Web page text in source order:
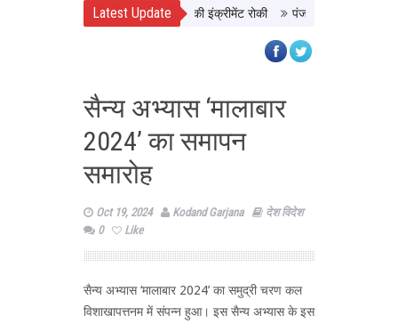
Latest Update
सख्ती, 3 अधिकारी निलंबित; दो की इंक्रीमेंट रोकी पंजाब चुनाव से पहले PM
सैन्य अभ्यास ‘मालाबार
2024’ का समापन
समारोह
Oct 19, 2024 Kodand Garjana
देश विदेश
0
Like
सैन्य अभ्यास ‘मालाबार 2024’ का समुद्री चरण कल
विशाखापत्तनम में संपन्न हुआ। इस सैन्य अभ्यास के इस